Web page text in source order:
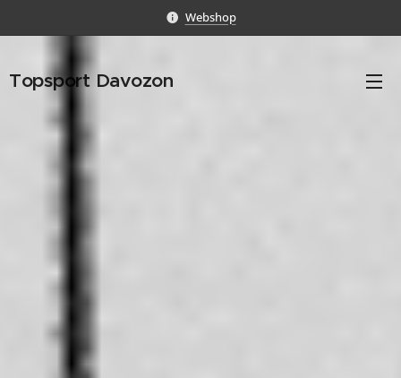
Webshop
Topsport Davozon